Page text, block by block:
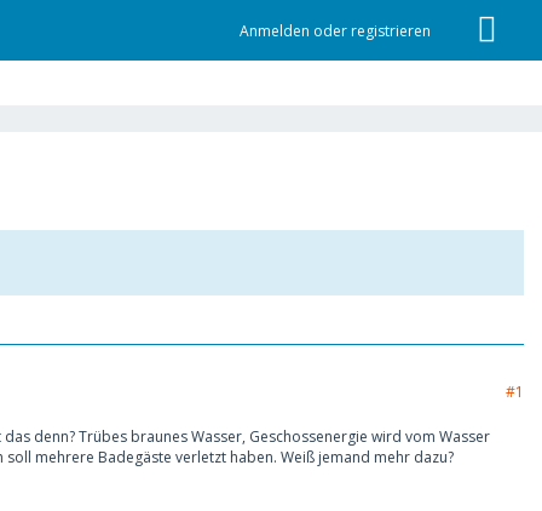
Anmelden oder registrieren
#1
denn? Trübes braunes Wasser, Geschossenergie wird vom Wasser
mehrere Badegäste verletzt haben. Weiß jemand mehr dazu?